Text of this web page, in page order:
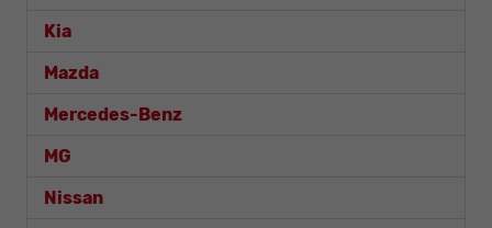
Kia
Mazda
Mercedes-Benz
MG
Nissan